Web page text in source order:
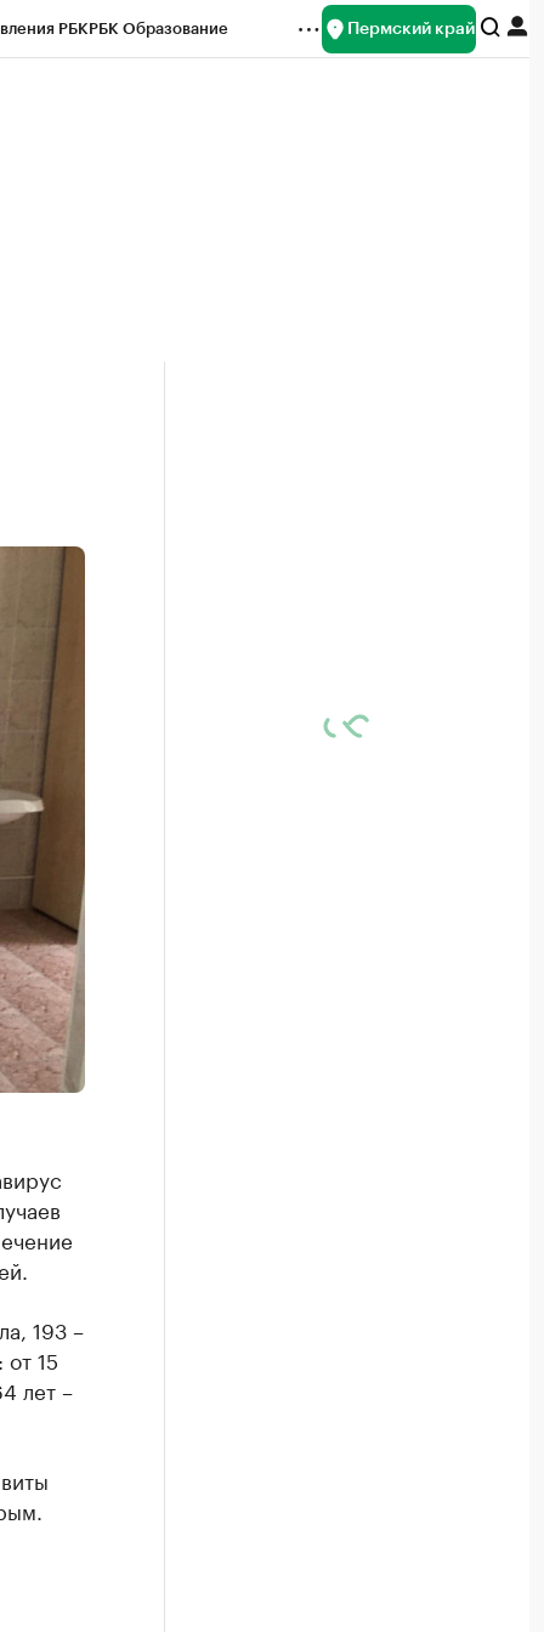
РБКРБК Образование Пермский край
193 –
15
лет –